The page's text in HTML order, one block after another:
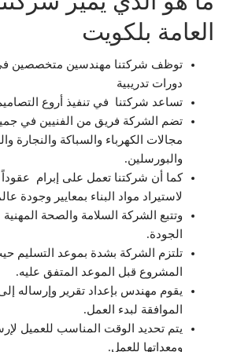
العامة بلكويت
توظف شركتنا مهندسين متخصصين في
دورات تدريبية
تساعد شركتنا في تنفيذ أروع
تضم الشركة فريق من الفنيين في
مجالات الكهرباء والسباكة والنجارة
والبورسلين.
كما أن شركتنا تعمل على إبرام
لاستيراد مواد البناء بمعايير وجودة
وتتبع الشركة السلامة والصحة
الجودة.
تلتزم الشركة بشدة بموعد التسليم
المشروع قبل الموعد المتفق عليه.
يقوم مهندس بإعداد تقرير وإرساله
الموافقة لبدء العمل.
يتم تحديد الوقت المناسب للعميل
ومعداتها للعمل.